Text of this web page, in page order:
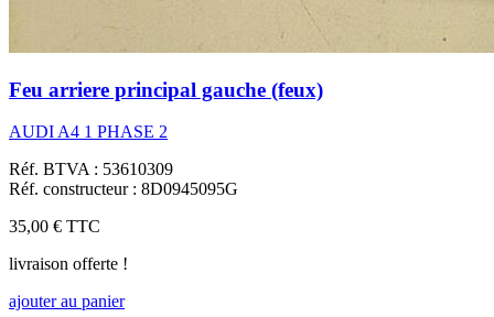
Feu arriere principal gauche (feux)
AUDI A4 1 PHASE 2
Réf. BTVA : 53610309
Réf. constructeur : 8D0945095G
35,00 € TTC
livraison offerte !
ajouter au panier